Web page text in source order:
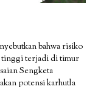
bahwa risiko
tinggi terjadi di timur
Sengketa
potensi karhutla